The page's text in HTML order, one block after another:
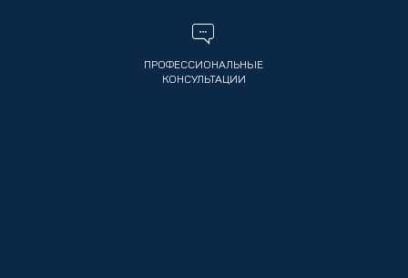
ПРОФЕССИОНАЛЬНЫЕ
КОНСУЛЬТАЦИИ